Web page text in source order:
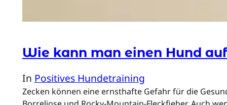
Wie kann man einen Hund
In Positives Hundetraining
Zecken können eine ernsthafte Gefahr für die